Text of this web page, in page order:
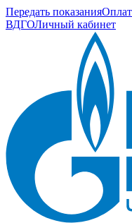
Передать показания
ВДГОЛичный кабинет